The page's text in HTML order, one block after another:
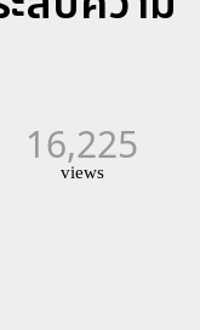
16,225
views